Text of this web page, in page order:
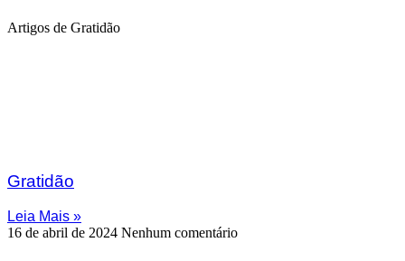
Artigos de Gratidão
Gratidão
Leia Mais »
16 de abril de 2024 Nenhum comentário